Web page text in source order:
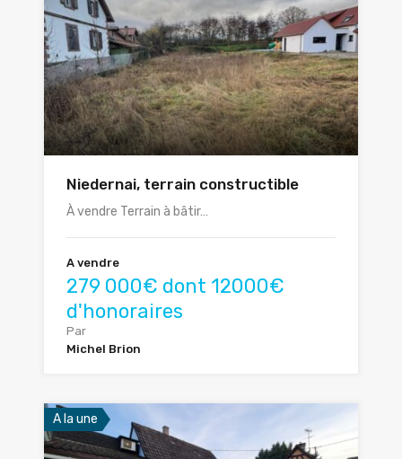
Niedernai, terrain constructible
À vendre Terrain à bâtir…
A vendre
279 000€ dont 12000€
d'honoraires
Par
Michel Brion
A la une